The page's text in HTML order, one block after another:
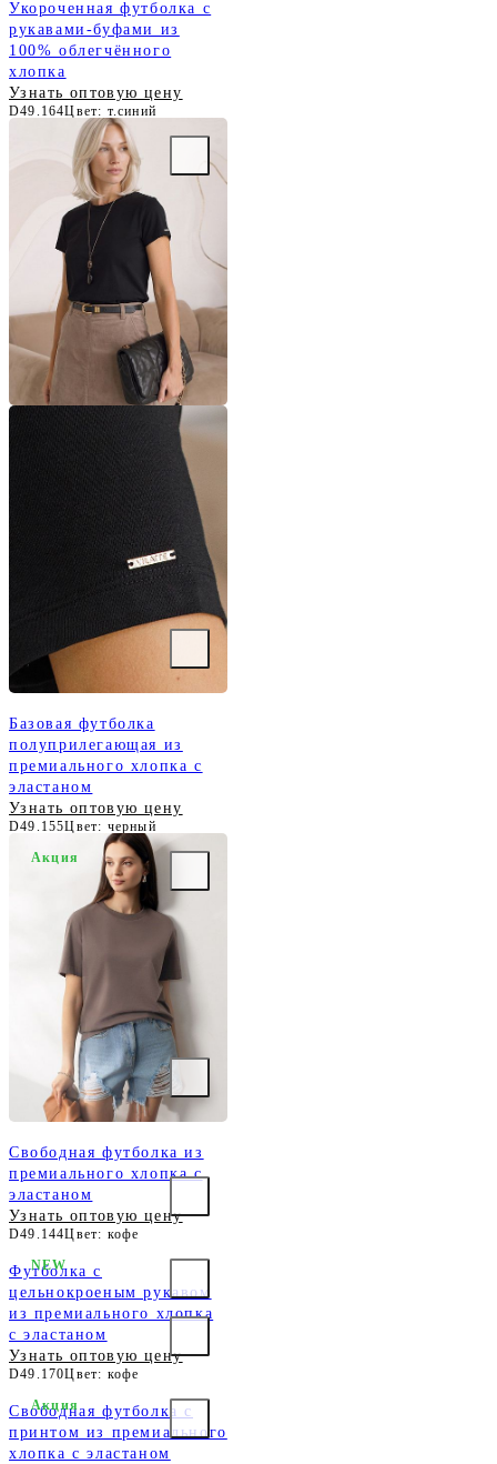
Укороченная футболка с
рукавами-буфами из
100% облегчённого
хлопка
Узнать оптовую цену
D49.164Цвет: т.синий
Базовая футболка
полуприлегающая из
премиального хлопка с
эластаном
Узнать оптовую цену
D49.155Цвет: черный
Свободная футболка из
премиального хлопка с
эластаном
Узнать оптовую цену
D49.144Цвет: кофе
Акция
Футболка с
цельнокроеным рукавом
из премиального хлопка
с эластаном
Узнать оптовую цену
D49.170Цвет: кофе
NEW
Свободная футболка с
принтом из премиального
хлопка с эластаном
Акция